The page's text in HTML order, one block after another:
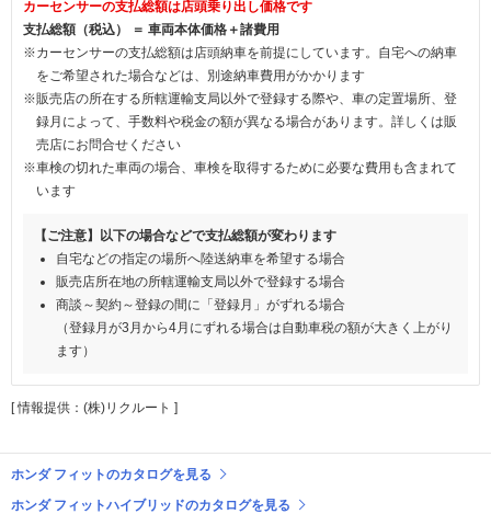
カーセンサーの支払総額は店頭乗り出し価格です
支払総額（税込） ＝ 車両本体価格＋諸費用
※カーセンサーの支払総額は店頭納車を前提にしています。自宅への納車
をご希望された場合などは、別途納車費用がかかります
※販売店の所在する所轄運輸支局以外で登録する際や、車の定置場所、登
録月によって、手数料や税金の額が異なる場合があります。詳しくは販
売店にお問合せください
※車検の切れた車両の場合、車検を取得するために必要な費用も含まれて
います
【ご注意】以下の場合などで支払総額が変わります
自宅などの指定の場所へ陸送納車を希望する場合
販売店所在地の所轄運輸支局以外で登録する場合
商談～契約～登録の間に「登録月」がずれる場合
（登録月が3月から4月にずれる場合は自動車税の額が大きく上がり
ます）
[ 情報提供：(株)リクルート ]
ホンダ フィットのカタログを見る
ホンダ フィットハイブリッドのカタログを見る